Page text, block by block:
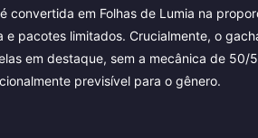
em Folhas de Lumia na
pacotes limitados. Crucialmente, o
em destaque, sem a mecânica de
previsível para o gênero.